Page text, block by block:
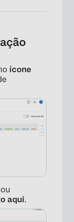
ícone
ou
aqui.